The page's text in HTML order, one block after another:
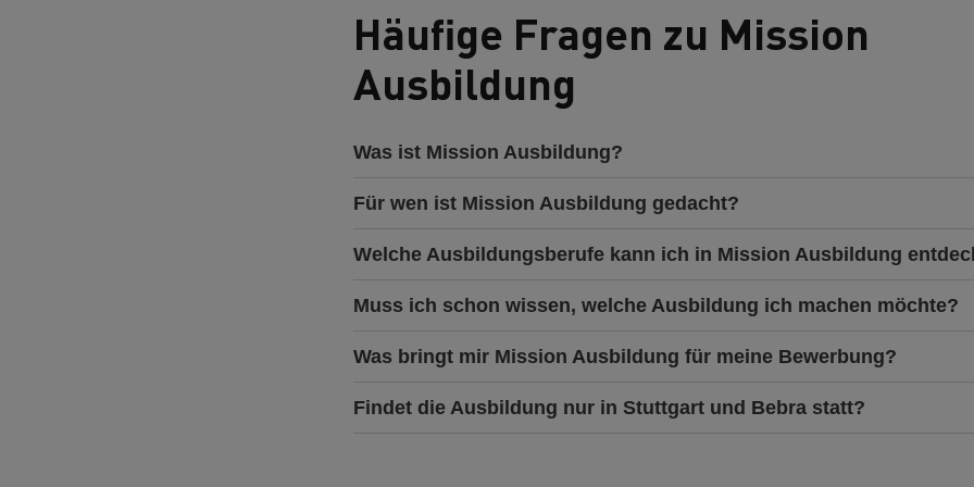
Häufige Fragen zu Mission
Ausbildung
Was ist Mission Ausbildung?
Für wen ist Mission Ausbildung gedacht?
Welche Ausbildungsberufe kann ich in Mission Ausbildung
Muss ich schon wissen, welche Ausbildung ich machen möchte?
Was bringt mir Mission Ausbildung für meine Bewerbung?
Findet die Ausbildung nur in Stuttgart und Bebra statt?